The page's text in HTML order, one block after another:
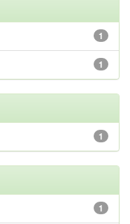
1
1
1
1